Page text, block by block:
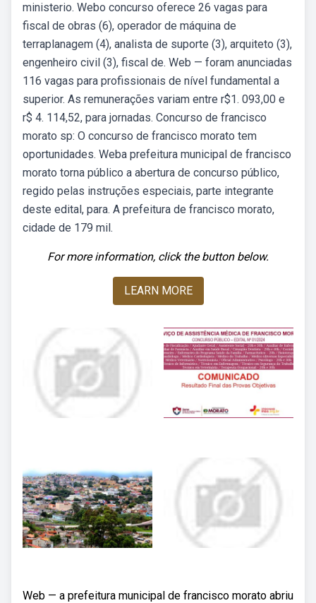
ministerio. Webo concurso oferece 26 vagas para
fiscal de obras (6), operador de máquina de
terraplanagem (4), analista de suporte (3), arquiteto (3),
engenheiro civil (3), fiscal de. Web — foram anunciadas
116 vagas para profissionais de nível fundamental a
superior. As remunerações variam entre r$1. 093,00 e
r$ 4. 114,52, para jornadas. Concurso de francisco
morato sp: O concurso de francisco morato tem
oportunidades. Weba prefeitura municipal de francisco
morato torna público a abertura de concurso público,
regido pelas instruções especiais, parte integrante
deste edital, para. A prefeitura de francisco morato,
cidade de 179 mil.
For more information, click the button below.
LEARN MORE
Web — a prefeitura municipal de francisco morato abriu